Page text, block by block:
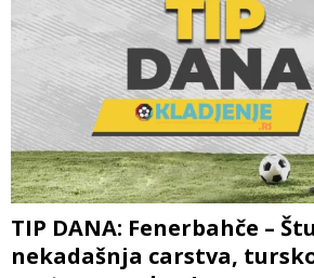
TIP DANA: Fenerbahče –
nekadašnja carstva,